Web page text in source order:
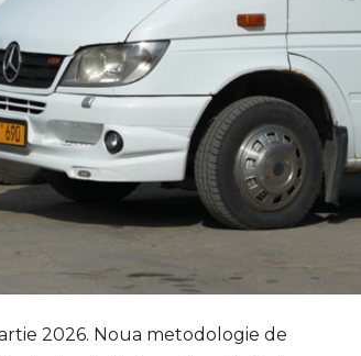
2026. Noua metodologie de